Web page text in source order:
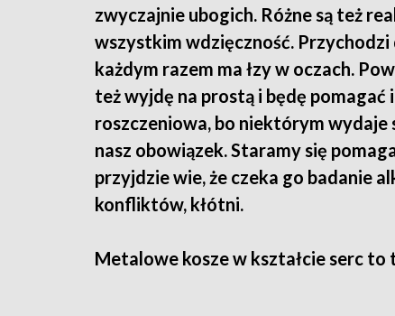
zwyczajnie ubogich. Różne są też
wszystkim wdzięczność. Przychodzi
każdym razem ma łzy w oczach.
też wyjdę na prostą i będę
roszczeniowa, bo niektórym wydaje
nasz obowiązek. Staramy się
przyjdzie wie, że czeka go badanie
konfliktów, kłótni.
Metalowe kosze w kształcie serc to